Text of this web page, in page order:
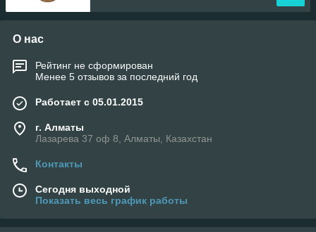
О нас
Рейтинг не сформирован
Менее 5 отзывов за последний год
Работает с 05.01.2015
г. Алматы
Лазарева 37 оф 8, Алматы, Казахстан
Контакты
Сегодня выходной
Показать весь график работы